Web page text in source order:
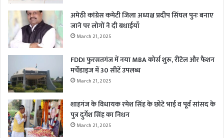
अमेठी कांग्रेस कमेटी जिला अध्यक्ष प्रदीप सिंघल पुनः बनाए
जाने पर लोगों ने दी बधाईयाँ
March 21, 2025
FDDI फुरसतगंज में नया MBA कोर्स शुरू, रीटेल और फैशन
मर्चेंडाइज में 30 सीटें उपलब्ध
March 21, 2025
शाहगंज के विधायक रमेश सिंह के छोटे भाई व पूर्व सांसद के
पुत्र दुर्गेश सिंह का निधन
March 21, 2025